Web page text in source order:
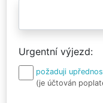
Urgentní výjezd
požaduji
(je účtován